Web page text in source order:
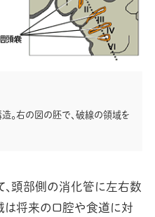
。右の図の胚で、破線の領域を
頭部側の消化管に左右数
は将来の口腔や食道に対